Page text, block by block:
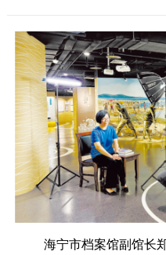
海宁市档案馆副馆长